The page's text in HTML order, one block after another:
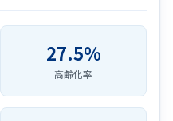
27.5%
高齢化率